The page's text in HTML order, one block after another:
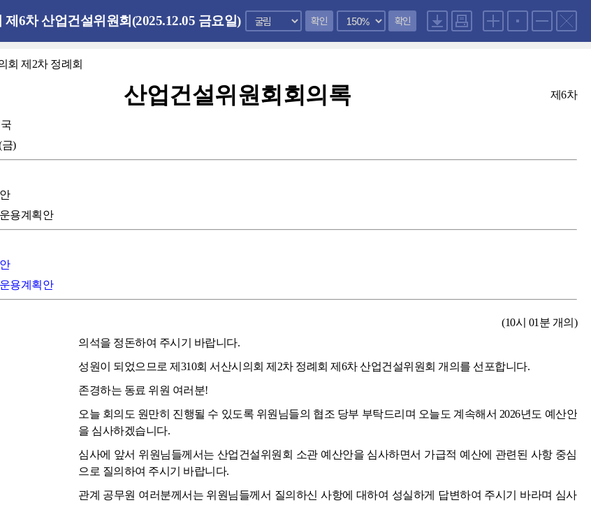
제6차 산업건설위원회(2025.12.05 금요일) 확인 확인
회 제2차 정례회
산업건설위원회회의록 제6차
금)
용계획안
용계획안
(10시 01분 개의)
의석을 정돈하여 주시기 바랍니다.
성원이 되었으므로 제310회 서산시의회 제2차 정례회 제6차 산업건설위원회 개의를 선포합니다.
존경하는 동료 위원 여러분!
오늘 회의도 원만히 진행될 수 있도록 위원님들의 협조 당부 부탁드리며 오늘도 계속해서 2026년도 예산안
을 심사하겠습니다.
심사에 앞서 위원님들께서는 산업건설위원회 소관 예산안을 심사하면서 가급적 예산에 관련된 사항 중심
으로 질의하여 주시기 바랍니다.
관계 공무원 여러분께서는 위원님들께서 질의하신 사항에 대하여 성실하게 답변하여 주시기 바라며 심사